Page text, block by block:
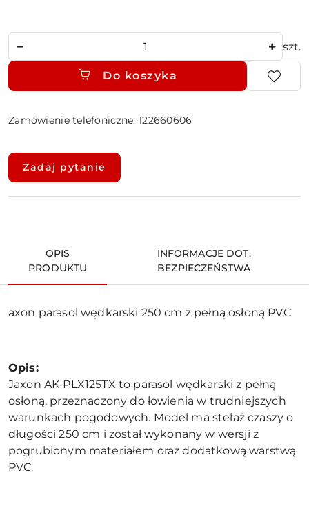
szt.
Do koszyka
Zamówienie telefoniczne: 122660606
Dostępność
dostawa
Zadaj pytanie
OPIS
PRODUKTU
INFORMACJE DOT.
BEZPIECZEŃSTWA
axon parasol wędkarski 250 cm z pełną osłoną PVC
Opis:
Jaxon AK-PLX125TX to parasol wędkarski z pełną
osłoną, przeznaczony do łowienia w trudniejszych
warunkach pogodowych. Model ma stelaż czaszy o
długości 250 cm i został wykonany w wersji z
pogrubionym materiałem oraz dodatkową warstwą
PVC.